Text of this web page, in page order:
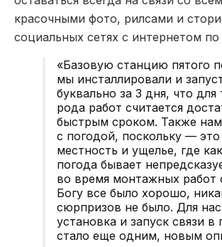
красочными фото, рилсами и
социальных сетях с интернетом по
«Базовую станцию пятого
мы инсталлировали и
буквально за 3 дня, что для
рода работ считается
быстрым сроком. Также
с погодой, поскольку — это
местность и ущелье, где
погода бывает
во время монтажных работ
Богу все было хорошо,
сюрпризов не было. Для нас
установка и запуск связи в
стало еще одним, новым